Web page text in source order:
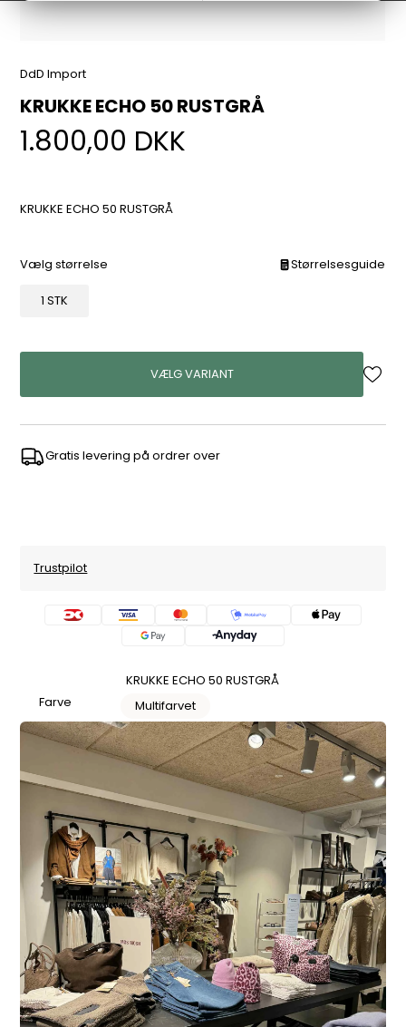
DdD Import
KRUKKE ECHO 50 RUSTGRÅ
1.800,00 DKK
KRUKKE ECHO 50 RUSTGRÅ
Vælg størrelse Størrelsesguide
1 STK
VÆLG VARIANT
Gratis levering på ordrer over
Trustpilot
KRUKKE ECHO 50 RUSTGRÅ
Farve
Multifarvet